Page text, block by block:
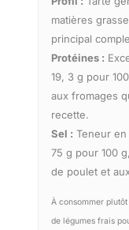
matières
principal
Protéines :
19, 3 g pour
aux fromages
recette.
Sel : Teneur
75 g pour 100
de poulet et
À consommer
de légumes frais